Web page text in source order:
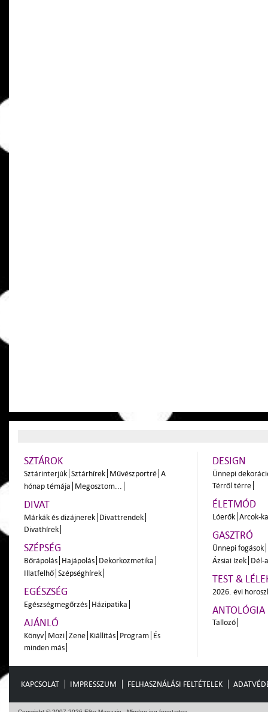
SZTÁROK
Sztárinterjúk Sztárhírek Művészportré A
hónap témája Megosztom...
DIVAT
Márkák és dizájnerek Divattrendek
Divathírek
SZÉPSÉG
Bőrápolás Hajápolás Dekorkozmetika
Illatfelhő Szépséghírek
EGÉSZSÉG
Egészségmegőrzés Házipatika
AJÁNLÓ
Könyv Mozi Zene Kiállítás Program És
minden más
DESIGN
Ünnepi
Térről térre
ÉLETMÓD
Lóerők Arcok-
GASZTRÓ
Ünnepi fogások
Ázsiai ízek Dél-
TEST &
2026. évi
ANTOLÓGIA
Tallozó
KAPCSOLAT IMPRESSZUM FELHASZNÁLÁSI FELTÉTELEK